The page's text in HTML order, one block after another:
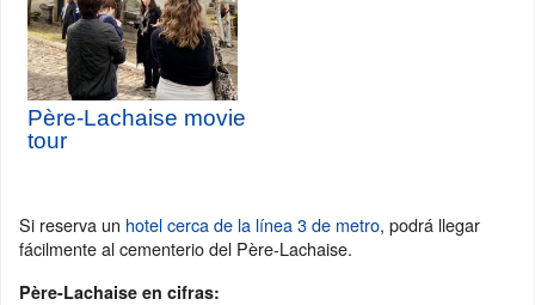
Père-Lachaise movie
tour
Si reserva un hotel cerca de la línea 3 de metro, podrá llegar
fácilmente al cementerio del Père-Lachaise.
Père-Lachaise en cifras: